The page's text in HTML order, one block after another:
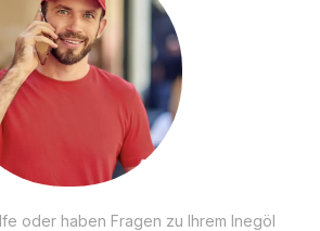
oder haben Fragen zu Ihrem Inegöl